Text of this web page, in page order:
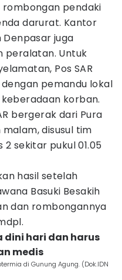
rombongan pendaki
darurat. Kantor
juga
peralatan. Untuk
Pos SAR
pemandu lokal
korban.
bergerak dari Pura
disusul tim
sekitar pukul 01.05
hasil setelah
Basuki Besakih
dan rombongannya
dini hari dan harus
medis
di Gunung Agung. (Dok.IDN